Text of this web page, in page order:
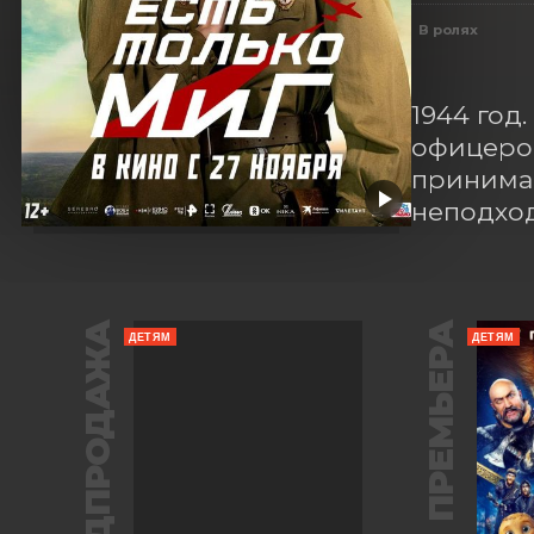
В ролях
1944
ПРЕДПРОДАЖА ДЕТЯМ ПРЕМЬЕРА ДЕТЯМ